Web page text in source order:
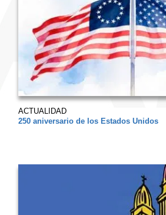
ACTUALIDAD
250 aniversario de los Estados Unidos